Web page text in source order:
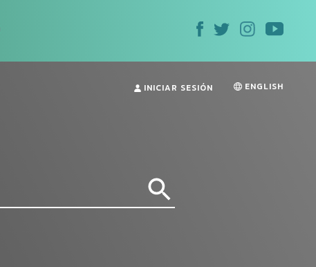
INICIAR SESIÓN ENGLISH